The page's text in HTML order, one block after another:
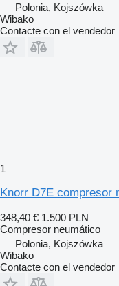
Polonia, Kojszówka
Wibako
Contacte con el vendedor
1
Knorr D7E compresor
348,40 € 1.500 PLN
Compresor neumático
Polonia, Kojszówka
Wibako
Contacte con el vendedor